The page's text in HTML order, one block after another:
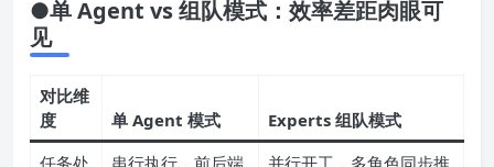
●单 Agent vs 组队模式：效率差距肉眼可
见
对比维
度
单 Agent 模式
Experts 组队模式